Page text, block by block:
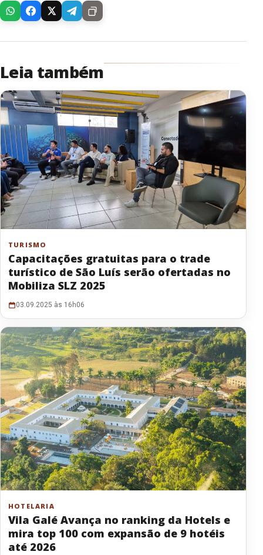
Leia também
TURISMO
Capacitações gratuitas para o trade
turístico de São Luís serão ofertadas no
Mobiliza SLZ 2025
03.09.2025 às 16h06
HOTELARIA
Vila Galé Avança no ranking da Hotels e
mira top 100 com expansão de 9 hotéis
até 2026